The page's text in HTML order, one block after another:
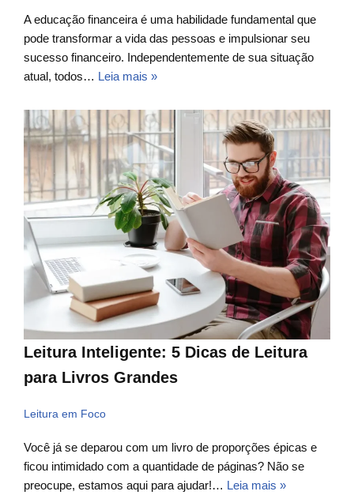
A educação financeira é uma habilidade fundamental que
pode transformar a vida das pessoas e impulsionar seu
sucesso financeiro. Independentemente de sua situação
atual, todos… Leia mais »
Leitura Inteligente: 5 Dicas de Leitura
para Livros Grandes
Leitura em Foco
Você já se deparou com um livro de proporções épicas e
ficou intimidado com a quantidade de páginas? Não se
preocupe, estamos aqui para ajudar!… Leia mais »